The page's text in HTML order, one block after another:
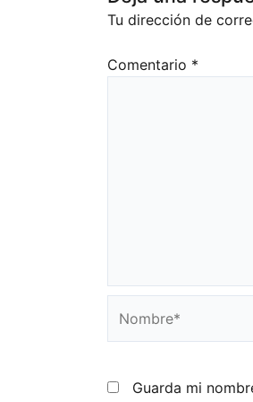
Tu dirección de
Comentario *
Guarda mi